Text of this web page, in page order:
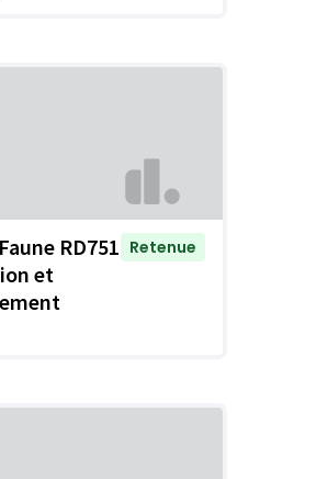
RD751
et
Retenue